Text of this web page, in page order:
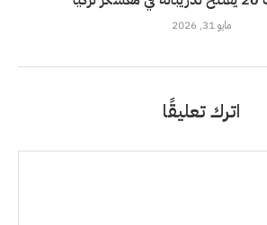
مايو 31, 2026
اترك تعليقًا